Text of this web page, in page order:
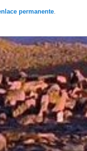
permanente